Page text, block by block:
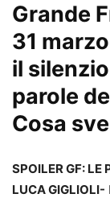
Grande
31
il
parole
Cosa
SPOILER GF: LE
LUCA GIGLIOLI-